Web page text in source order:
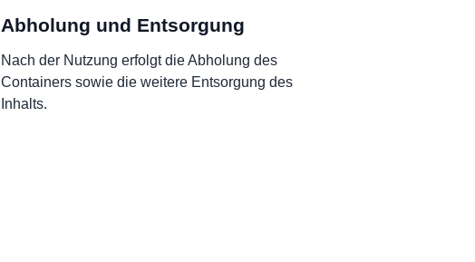
Abholung und Entsorgung
Nach der Nutzung erfolgt die Abholung des
Containers sowie die weitere Entsorgung des
Inhalts.